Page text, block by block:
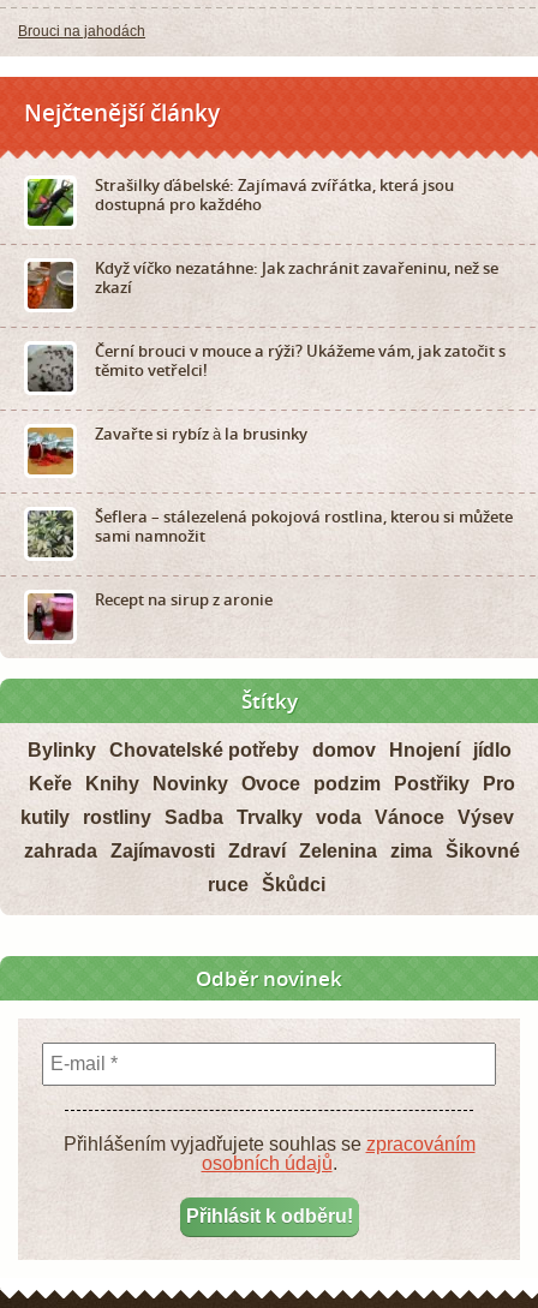
Brouci na jahodách
Nejčtenější články
Strašilky ďábelské: Zajímavá zvířátka, která jsou
dostupná pro každého
Když víčko nezatáhne: Jak zachránit zavařeninu, než se
zkazí
Černí brouci v mouce a rýži? Ukážeme vám, jak zatočit s
těmito vetřelci!
Zavařte si rybíz à la brusinky
Šeflera – stálezelená pokojová rostlina, kterou si můžete
sami namnožit
Recept na sirup z aronie
Štítky
Bylinky Chovatelské potřeby domov Hnojení
jídlo
Keře
Knihy Novinky Ovoce podzim Postřiky
Pro
kutily
rostliny Sadba Trvalky voda Vánoce
Výsev
zahrada
Zajímavosti Zdraví Zelenina zima
Šikovné
ruce
Škůdci
Odběr novinek
Přihlášením vyjadřujete souhlas se zpracováním
osobních údajů.